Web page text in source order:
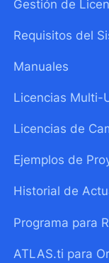
Gestión de
Requisitos del
Manuales
Licencias Multi-
Licencias de
Ejemplos de
Historial de
Programa para
ATLAS.ti para